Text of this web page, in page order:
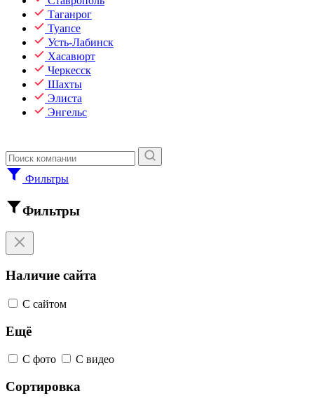
Таганрог
Туапсе
Усть-Лабинск
Хасавюрт
Черкесск
Шахты
Элиста
Энгельс
Фильтры
Фильтры
Наличие сайта
С сайтом
Ещё
С фото С видео
Сортировка